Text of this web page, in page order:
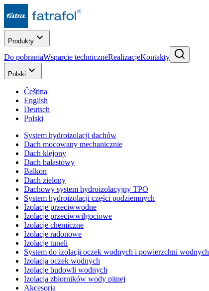
Produkty
Do pobraniaWsparcie techniczneRealizacjeKontakty
Polski
Čeština
English
Deutsch
Polski
System hydroizolacji dachów
Dach mocowany mechanicznie
Dach klejony
Dach balastowy
Balkon
Dach zielony
Dachowy system hydroizolacyjny TPO
System hydroizolacji części podziemnych
Izolacje przeciwwodne
Izolacje przeciwwilgociowe
Izolacje chemiczne
Izolacje radonowe
Izolacje tuneli
System do izolacji oczek wodnych i powierzchni wodnych
Izolacja oczek wodnych
Izolacje budowli wodnych
Izolacja zbiorników wody pitnej
Akcesoria